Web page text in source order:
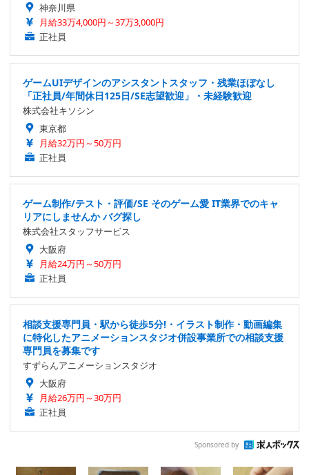
神奈川県
月給33万4,000円～37万3,000円
正社員
ゲームUIデザインのアシスタントスタッフ・残業ほぼなし
「正社員/年間休日125日/SE志望歓迎」・未経験歓迎
株式会社キソシン
東京都
月給32万円～50万円
正社員
ゲーム制作/テスト・評価/SE そのゲーム愛 IT業界でのキャ
リアにしませんか バグ探し
株式会社スタッフサービス
大阪府
月給24万円～50万円
正社員
相談支援専門員・駅から徒歩5分!・イラスト制作・動画編集
に特化したアニメーションスタジオ併設事業所での相談支援
専門員を募集です
すずらんアニメーションスタジオ
大阪府
月給26万円～30万円
正社員
Sponsored by